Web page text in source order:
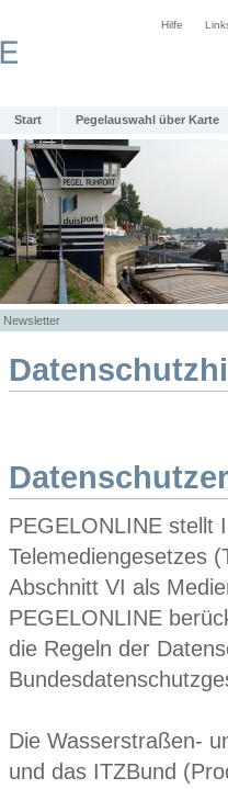
Hilfe
Start Pegelauswahl über Karte
Newsletter
PEGELONLINE stellt
Telemediengesetzes
Abschnitt VI als
PEGELONLINE
die Regeln der
Die Wasserstraßen-
und das ITZBund